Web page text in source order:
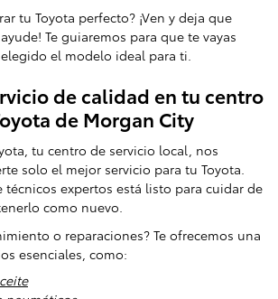
tu Toyota perfecto? ¡Ven y deja que
Te guiaremos para que te vayas
el modelo ideal para ti.
de calidad en tu centro
de Morgan City
tu centro de servicio local, nos
solo el mejor servicio para tu Toyota.
expertos está listo para cuidar de
como nuevo.
o reparaciones? Te ofrecemos una
esenciales, como: